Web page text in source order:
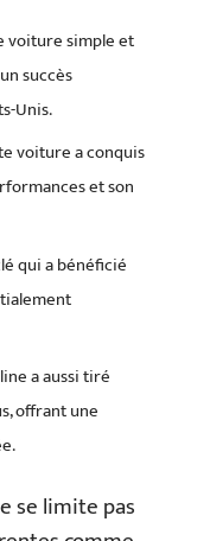
voiture simple et
succès
Unis.
voiture a conquis
et son
qui a bénéficié
a aussi tiré
offrant une
se limite pas